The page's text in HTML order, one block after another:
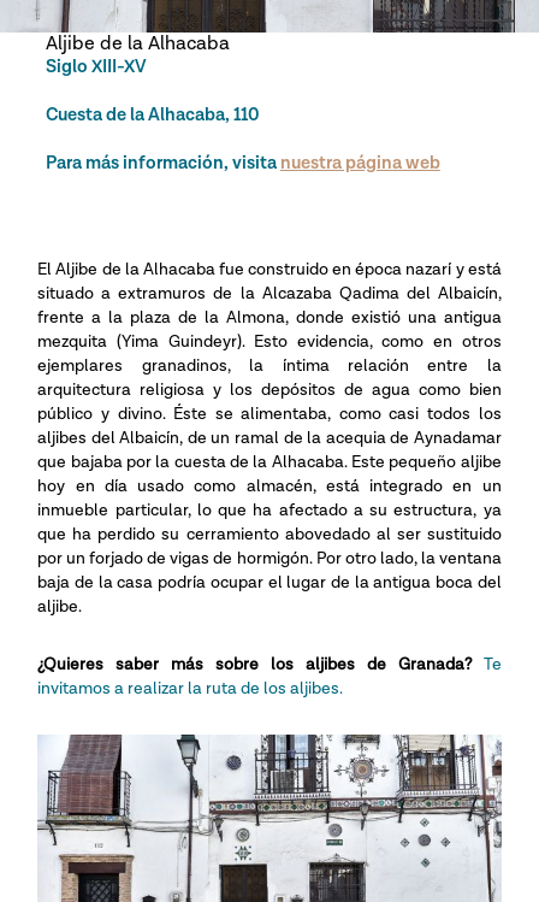
Aljibe de la Alhacaba
Siglo XIII-XV
Cuesta de la Alhacaba, 110
Para más información, visita nuestra página web
El Aljibe de la Alhacaba fue construido en época nazarí y está
situado a extramuros de la Alcazaba Qadima del Albaicín,
frente a la plaza de la Almona, donde existió una antigua
mezquita (Yima Guindeyr). Esto evidencia, como en otros
ejemplares granadinos, la íntima relación entre la
arquitectura religiosa y los depósitos de agua como bien
público y divino. Éste se alimentaba, como casi todos los
aljibes del Albaicín, de un ramal de la acequia de Aynadamar
que bajaba por la cuesta de la Alhacaba. Este pequeño aljibe
hoy en día usado como almacén, está integrado en un
inmueble particular, lo que ha afectado a su estructura, ya
que ha perdido su cerramiento abovedado al ser sustituido
por un forjado de vigas de hormigón. Por otro lado, la ventana
baja de la casa podría ocupar el lugar de la antigua boca del
aljibe.
¿Quieres saber más sobre los aljibes de Granada? Te
invitamos a realizar la ruta de los aljibes.